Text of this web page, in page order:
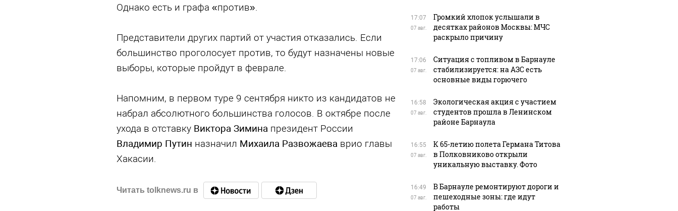
Однако есть и графа «против».
Представители других партий от участия отказались. Если
большинство проголосует против, то будут назначены новые
выборы, которые пройдут в феврале.
Напомним, в первом туре 9 сентября никто из кандидатов не
набрал абсолютного большинства голосов. В октябре после
ухода в отставку Виктора Зиминапрезидент России
Владимир Путин назначил Михаила Развожаеваврио главы
Хакасии.
Читать tolknews.ru в
17:07
07 авг.
Громкий хлопок услышали в
десятках районов Москвы: МЧС
раскрыло причину
17:06
07 авг.
Ситуация с топливом в Барнауле
стабилизируется: на АЗС есть
основные виды горючего
16:58
07 авг.
Экологическая акция с участием
студентов прошла в Ленинском
районе Барнаула
16:55
07 авг.
К 65-летию полета Германа Титова
в Полковниково открыли
уникальную выставку. Фото
16:49
07 авг.
В Барнауле ремонтируют дороги и
пешеходные зоны: где идут
работы